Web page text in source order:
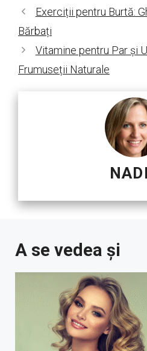
Exerciții pentru Burtă:
Bărbați
Vitamine pentru Par și
Frumuseții Naturale
A se vedea și